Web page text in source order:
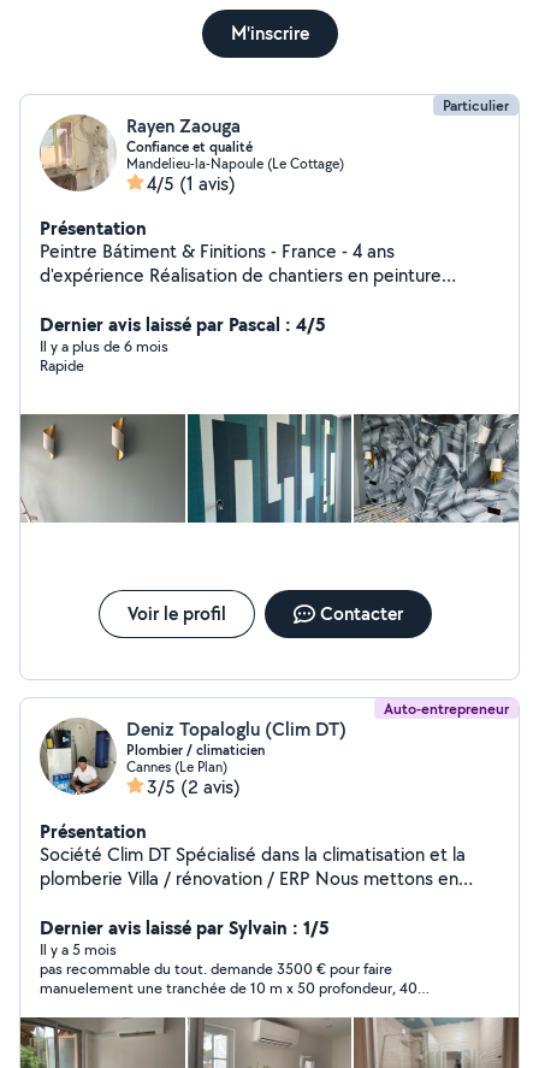
M'inscrire
Particulier
Rayen Zaouga
Confiance et qualité
Mandelieu-la-Napoule (Le Cottage)
4/5 (1 avis)
Présentation
Peintre Bátiment & Finitions - France - 4 ans
d'expérience Réalisation de chantiers en peinture
et décoratif Travail sur finitions complexes nécessitant
précision et rigueur Proposition d'améllorations
esthétiques validées sur chantier Intervention sur
Application de peinture intérieure et extérieure
Application de peinture avec pistolet Pose de papier
peint (standard, épais, panoramique, raccord complexe)
Peinture sur bois et supports spécifiques Réalisation de
finitions soignées et detaillées Pose de moquette
(enduit, ponçage, finitions propres)
Dernier avis laissé par Pascal : 4/5
Il y a plus de 6 mois
Rapide
Voir le profil Contacter
Auto-entrepreneur
Deniz Topaloglu (Clim DT)
Plombier / climaticien
Cannes (Le Plan)
3/5 (2 avis)
Présentation
Société Clim DT Spécialisé dans la climatisation et la
plomberie Villa / rénovation / ERP Nous mettons en
spécifique Clim DT peut aussi répondre à vos travaux
Tout corps d'État
Dernier avis laissé par Sylvain : 1/5
Il y a 5 mois
pas recommable du tout. demande 3500 € pour faire
manuelement une tranchée de 10 m x 50 profondeur, 40